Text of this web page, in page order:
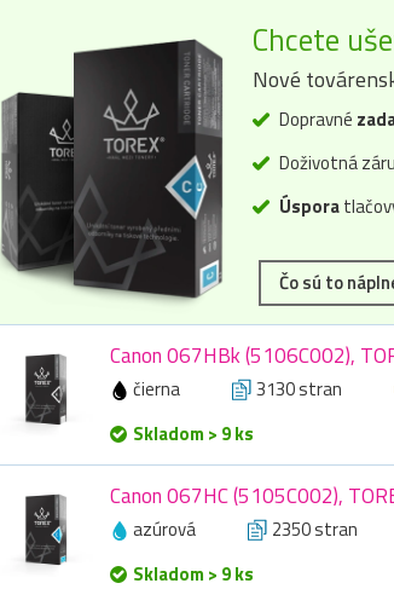
Chcete
Nové
Dopravné
Doživotná
Úspora
Čo sú to
Canon 067HBk (5106C002),
čierna 3130 stran
Skladom > 9 ks
Canon 067HC (5105C002),
azúrová 2350 stran
Skladom > 9 ks